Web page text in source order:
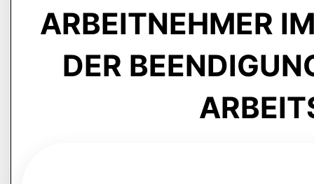
ARBEITNEHMER
DER